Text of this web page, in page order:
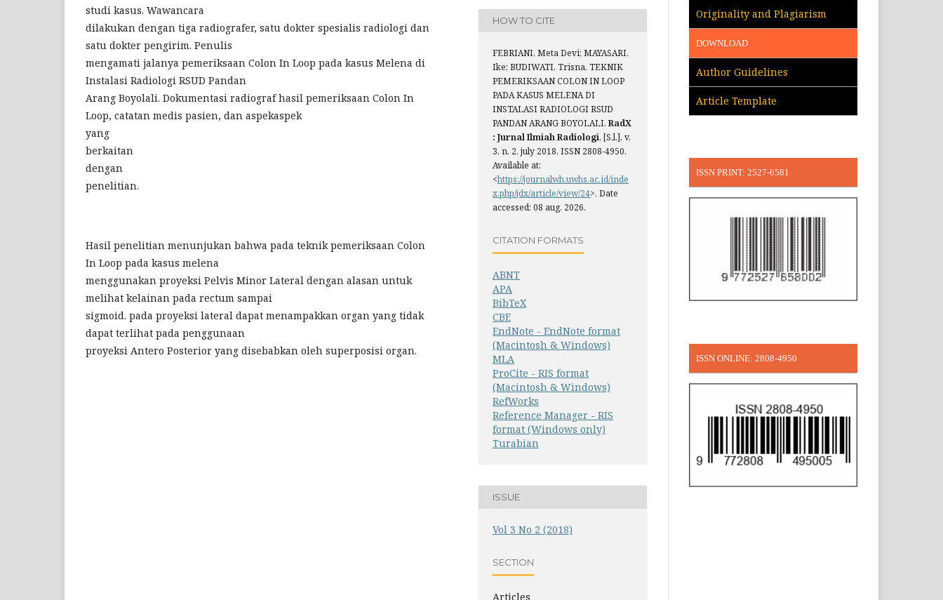
studi kasus. Wawancara
dilakukan dengan tiga radiografer, satu dokter spesialis radiologi dan
satu dokter pengirim. Penulis
mengamati jalanya pemeriksaan Colon In Loop pada kasus Melena di
Instalasi Radiologi RSUD Pandan
Arang Boyolali. Dokumentasi radiograf hasil pemeriksaan Colon In
Loop, catatan medis pasien, dan aspekaspek
yang
berkaitan
dengan
penelitian.
Hasil penelitian menunjukan bahwa pada teknik pemeriksaan Colon
In Loop pada kasus melena
menggunakan proyeksi Pelvis Minor Lateral dengan alasan untuk
melihat kelainan pada rectum sampai
sigmoid. pada proyeksi lateral dapat menampakkan organ yang tidak
dapat terlihat pada penggunaan
proyeksi Antero Posterior yang disebabkan oleh superposisi organ.
HOW TO CITE
FEBRIANI, Meta Devi; MAYASARI,
Ike; BUDIWATI, Trisna. TEKNIK
PEMERIKSAAN COLON IN LOOP
PADA KASUS MELENA DI
INSTALASI RADIOLOGI RSUD
PANDAN ARANG BOYOLALI. RadX
: Jurnal Ilmiah Radiologi, [S.l.], v.
3, n. 2, july 2018. ISSN 2808-4950.
Available at:
<https://journalwh.uwhs.ac.id/inde
x.php/jdx/article/view/24>. Date
accessed: 08 aug. 2026.
CITATION FORMATS
ABNT
APA
BibTeX
CBE
EndNote - EndNote format
(Macintosh & Windows)
MLA
ProCite - RIS format
(Macintosh & Windows)
RefWorks
Reference Manager - RIS
format (Windows only)
Turabian
ISSUE
Vol 3 No 2 (2018)
SECTION
Articles
Originality and Plagiarism
DOWNLOAD
Author Guidelines
Article Template
ISSN PRINT: 2527-6581
ISSN ONLINE: 2808-4950